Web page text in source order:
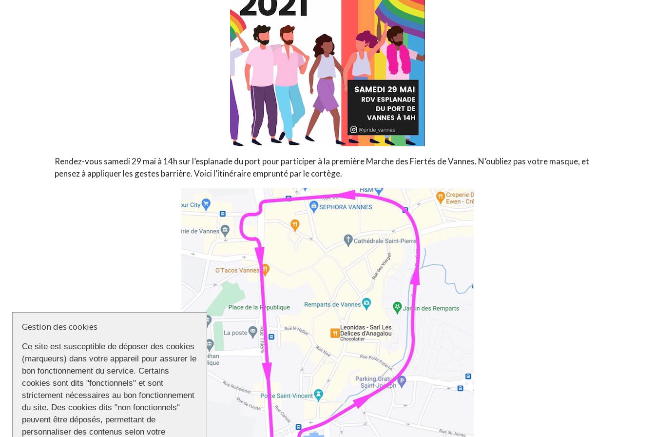
Rendez-vous samedi 29 mai à 14h sur l’esplanade du port pour participer à la première Marche des Fiertés de Vannes. N’oubliez pas votre masque, et
pensez à appliquer les gestes barrière. Voici l’itinéraire emprunté par le cortège.
Gestion des cookies
Ce site est susceptible de déposer des cookies
(marqueurs) dans votre appareil pour assurer le
bon fonctionnement du service. Certains
cookies sont dits "fonctionnels" et sont
strictement nécessaires au bon fonctionnement
du site. Des cookies dits "non fonctionnels"
peuvent être déposés, permettant de
personnaliser des contenus selon votre